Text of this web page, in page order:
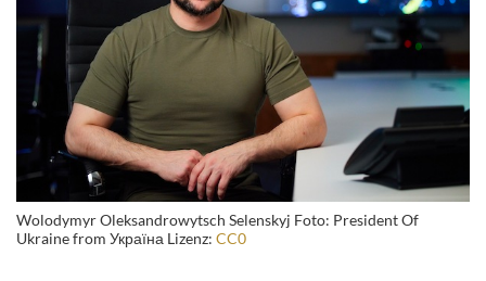
Wolodymyr Oleksandrowytsch Selenskyj Foto: President Of
Ukraine from Україна Lizenz: CC0